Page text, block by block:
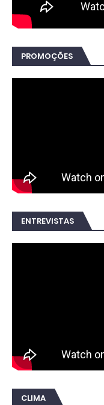
PROMOÇÕES
ENTREVISTAS
CLIMA